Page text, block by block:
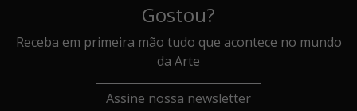
Gostou?
Receba em primeira mão tudo que acontece no mundo
da Arte
Assine nossa newsletter